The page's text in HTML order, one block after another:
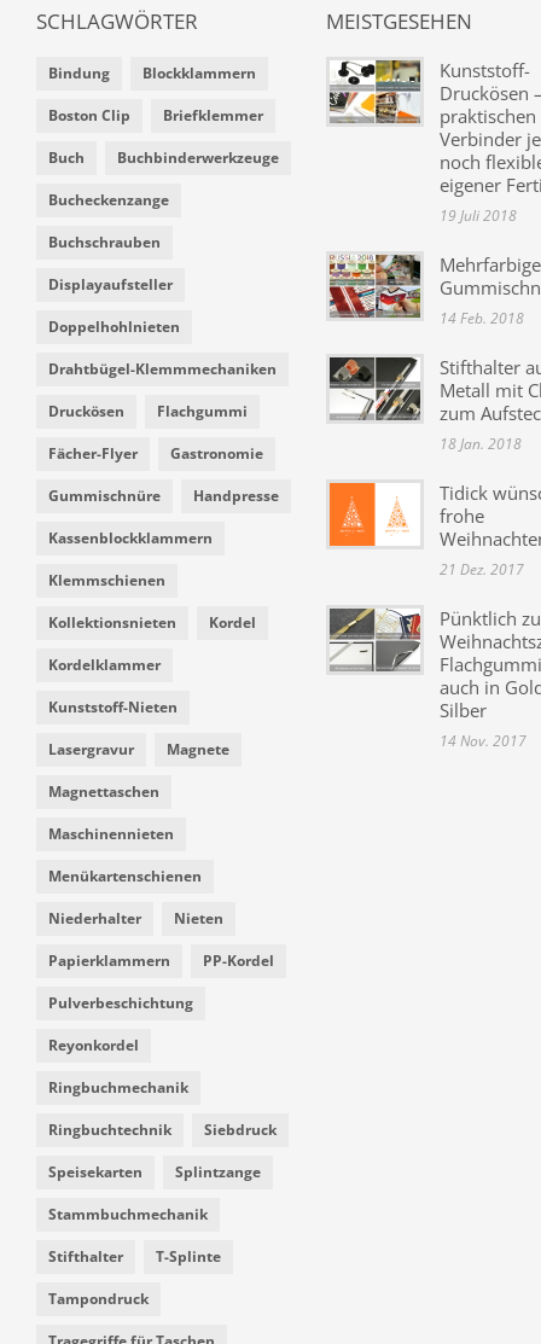
SCHLAGWÖRTER
Bindung Blockklammern
Boston Clip Briefklemmer
Buch Buchbinderwerkzeuge
Bucheckenzange
Buchschrauben
Displayaufsteller
Doppelhohlnieten
Drahtbügel-Klemmmechaniken
Druckösen Flachgummi
Fächer-Flyer Gastronomie
Gummischnüre Handpresse
Kassenblockklammern
Klemmschienen
Kollektionsnieten Kordel
Kordelklammer
Kunststoff-Nieten
Lasergravur Magnete
Magnettaschen
Maschinennieten
Menükartenschienen
Niederhalter Nieten
Papierklammern PP-Kordel
Pulverbeschichtung
Reyonkordel
Ringbuchmechanik
Ringbuchtechnik Siebdruck
Speisekarten Splintzange
Stammbuchmechanik
Stifthalter T-Splinte
Tampondruck
MEISTGESEHEN
Kunststoff-
Druckösen
praktischen
Verbinder
noch
eigener
19 Juli 2018
Mehrfarbige
14 Feb. 2018
Stifthalter
Metall mit
zum
18 Jan. 2018
Tidick
frohe
21 Dez. 2017
Pünktlich
auch in
Silber
14 Nov. 2017